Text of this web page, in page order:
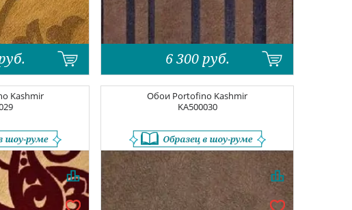
6 300 руб.
Kashmir
Обои Portofino Kashmir
KA500030